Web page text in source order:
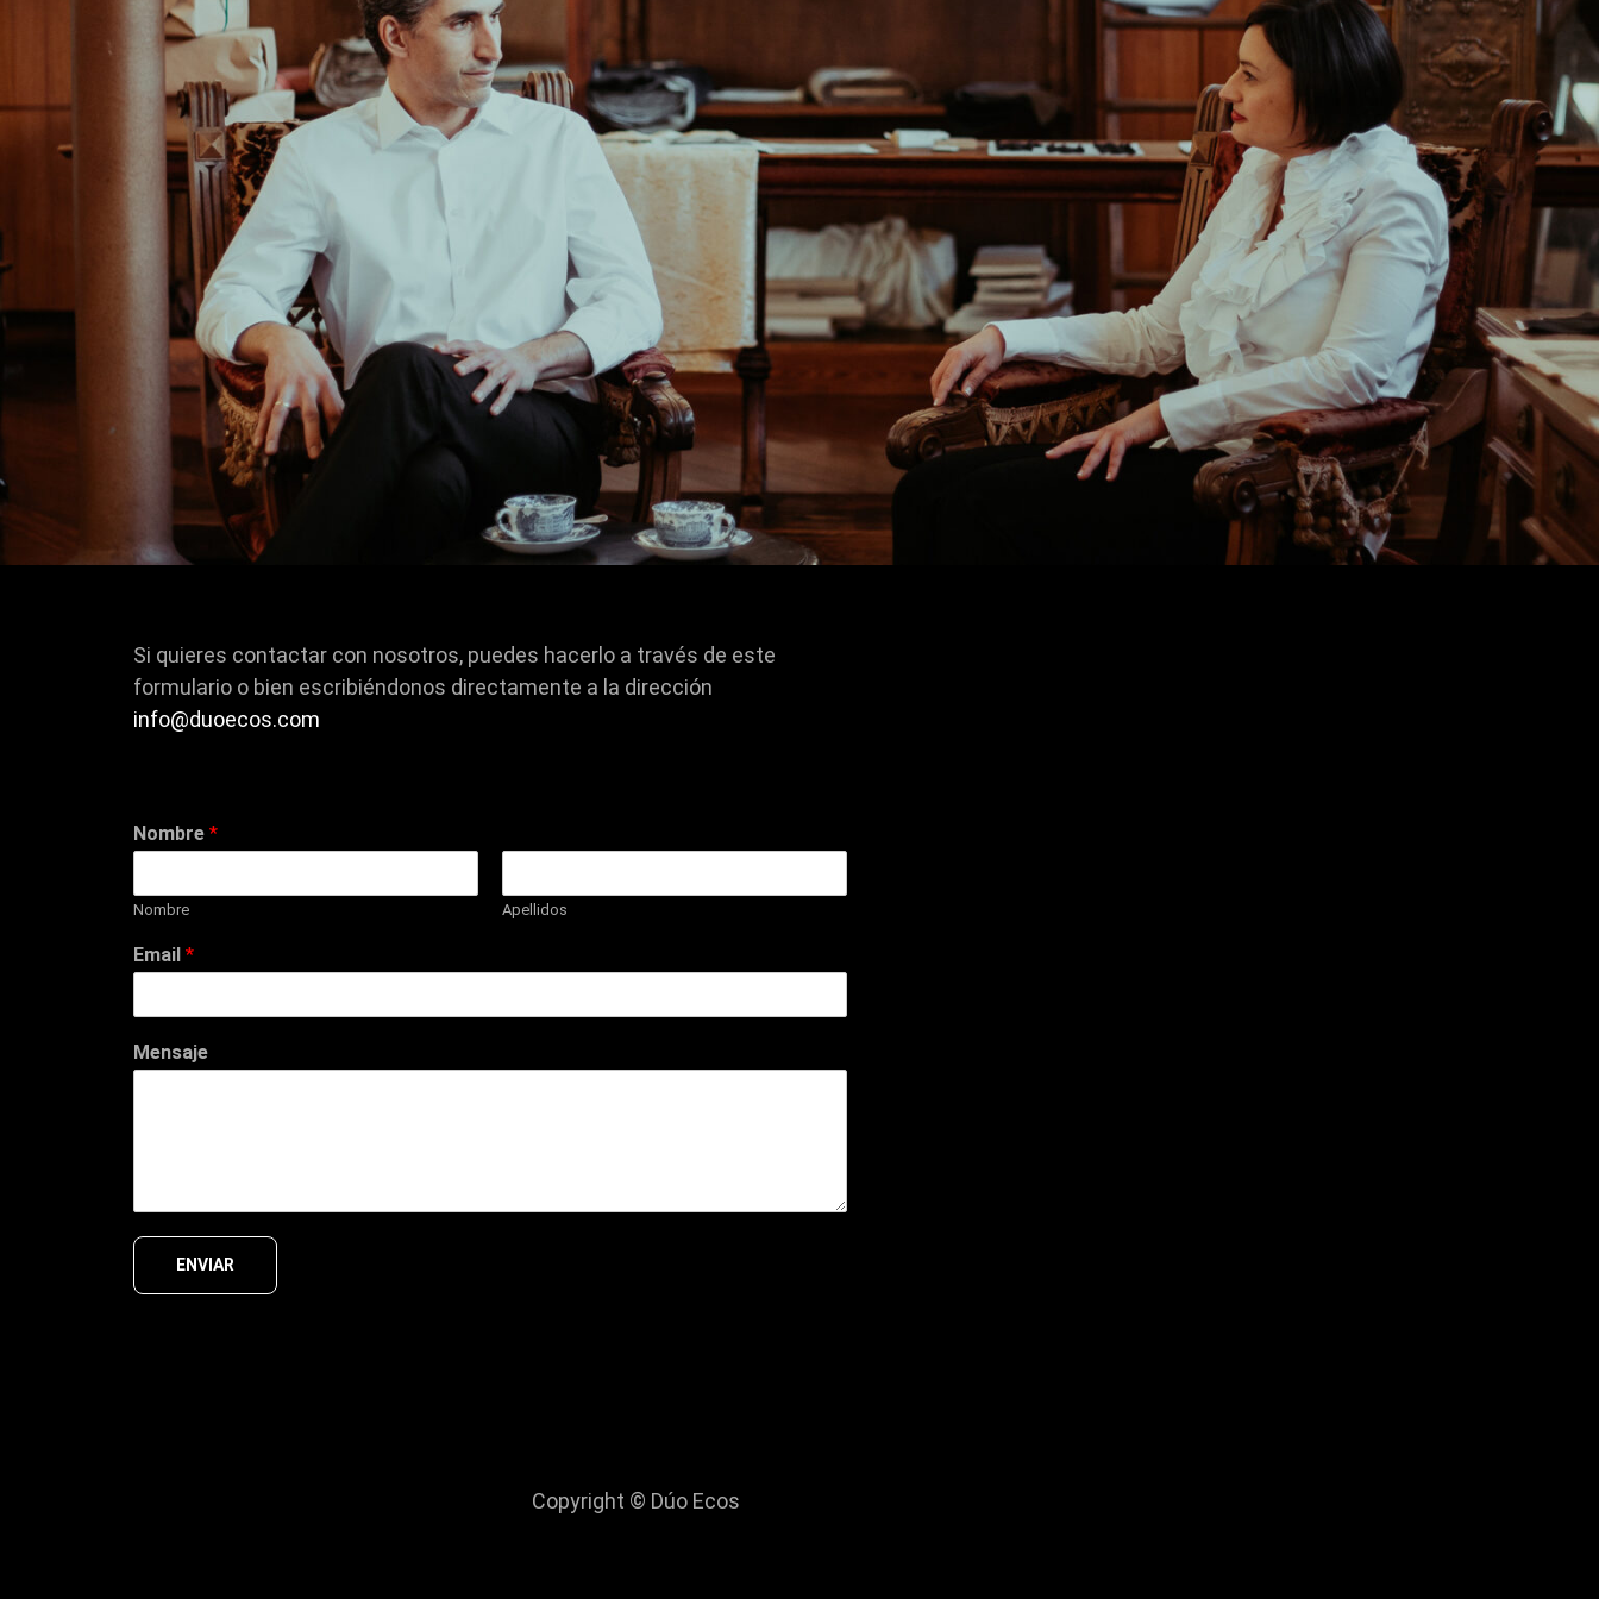
Si quieres contactar con nosotros, puedes hacerlo a través de este
formulario o bien escribiéndonos directamente a la dirección
info@duoecos.com
Nombre*
Nombre Apellidos
Email*
Mensaje
ENVIAR
Copyright © Dúo Ecos